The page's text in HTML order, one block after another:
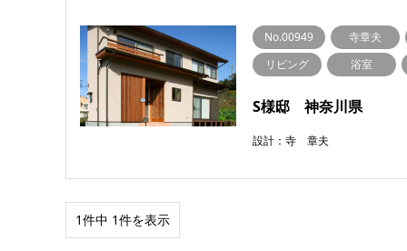
No.00949 寺章夫
リビング
浴室
S様邸 神奈川県
設計：寺 章夫
1件中 1件を表示